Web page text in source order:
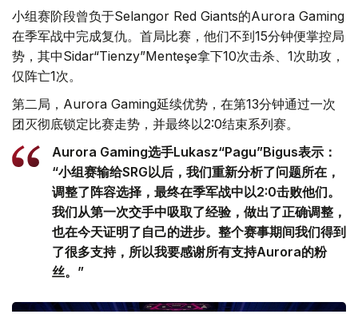
小组赛阶段曾负于Selangor Red Giants的Aurora Gaming
在季军战中完成复仇。首局比赛，他们不到15分钟便掌控局
势，其中Sidar“Tienzy”Menteşe拿下10次击杀、1次助攻，
仅阵亡1次。
第二局，Aurora Gaming延续优势，在第13分钟通过一次
团灭彻底锁定比赛走势，并最终以2:0结束系列赛。
Aurora Gaming选手Lukasz“Pagu”Bigus表示：
“小组赛输给SRG以后，我们重新分析了问题所在，
调整了阵容选择，最终在季军战中以2:0击败他们。
我们从第一次交手中吸取了经验，做出了正确调整，
也在今天证明了自己的进步。整个赛事期间我们得到
了很多支持，所以我要感谢所有支持Aurora的粉
丝。”